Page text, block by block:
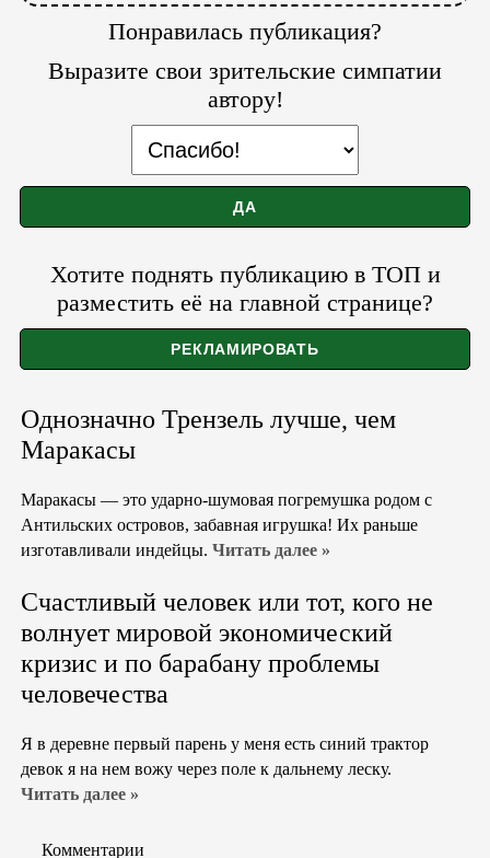
Понравилась публикация?
Выразите свои зрительские симпатии
автору!
Хотите поднять публикацию в ТОП и
разместить её на главной странице?
Однозначно Трензель лучше, чем
Маракасы
Маракасы — это ударно-шумовая погремушка родом с
Антильских островов, забавная игрушка! Их раньше
изготавливали индейцы. Читать далее »
Счастливый человек или тот, кого не
волнует мировой экономический
кризис и по барабану проблемы
человечества
Я в деревне первый парень у меня есть синий трактор
девок я на нем вожу через поле к дальнему леску.
Читать далее »
Комментарии